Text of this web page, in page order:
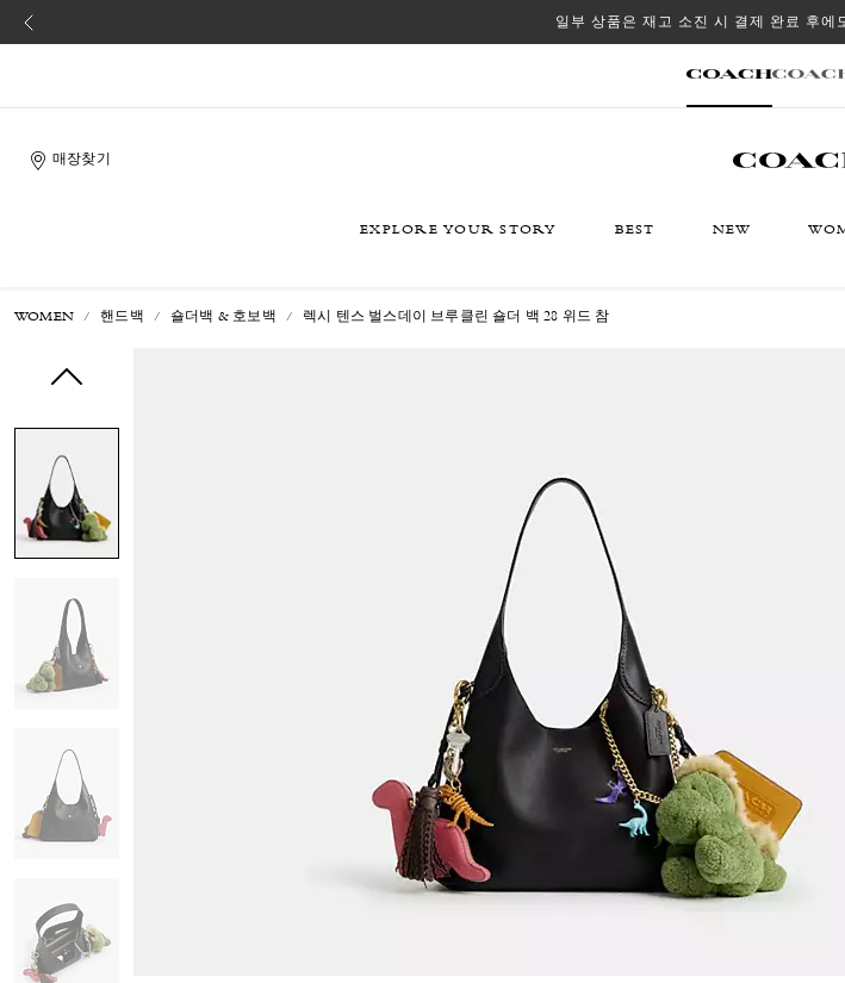
일부 상품은 재고 소진 시 결제 완료 후에
매장찾기
EXPLORE YOUR STORY BEST NEW
WOMEN 핸드백 숄더백 & 호보백 렉시 텐스 벌스데이 브루클린 숄더 백 28 위드 참